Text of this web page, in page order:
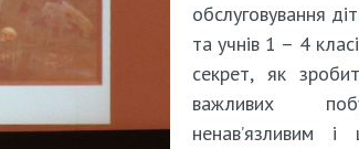
обслуговування
та учнів 1 – 4
секрет, як
важливих
ненав’язливим